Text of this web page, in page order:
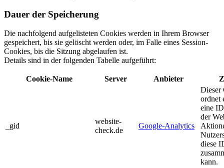
Dauer der Speicherung
Die nachfolgend aufgelisteten Cookies werden in Ihrem Browser
gespeichert, bis sie gelöscht werden oder, im Falle eines Session-
Cookies, bis die Sitzung abgelaufen ist.
Details sind in der folgenden Tabelle aufgeführt:
Cookie-Name Server Anbieter
_gid
website-
check.de
Google-Analytics
Dieser
ordnet
eine
der
diese
kann.